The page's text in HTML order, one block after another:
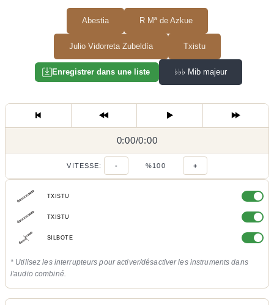
Abestia R Mª de Azkue
Julio Vidorreta Zubeldía Txistu
Enregistrer dans une liste ♭♭♭ Mib majeur
0:00/
0:00/0:00
VITESSE: - %100 +
TXISTU
TXISTU
SILBOTE
* Utilisez les interrupteurs pour activer/désactiver les instruments dans
l'audio combiné.